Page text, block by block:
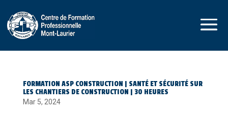
FORMATION ASP CONSTRUCTION | SANTÉ ET SÉCURITÉ SUR
LES CHANTIERS DE CONSTRUCTION | 30 HEURES
Mar 5, 2024